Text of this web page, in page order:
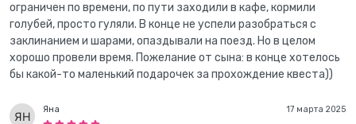
ограничен по времени, по пути заходили в кафе, кормили
голубей, просто гуляли. В конце не успели разобраться с
заклинанием и шарами, опаздывали на поезд. Но в целом
хорошо провели время. Пожелание от сына: в конце хотелось
бы какой-то маленький подарочек за прохождение квеста))
17 марта 2025
Яна